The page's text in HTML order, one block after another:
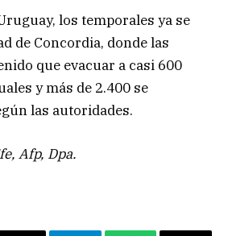
los temporales ya se
de Concordia, donde las
que evacuar a casi 600
y más de 2.400 se
las autoridades.
Afp, Dpa.